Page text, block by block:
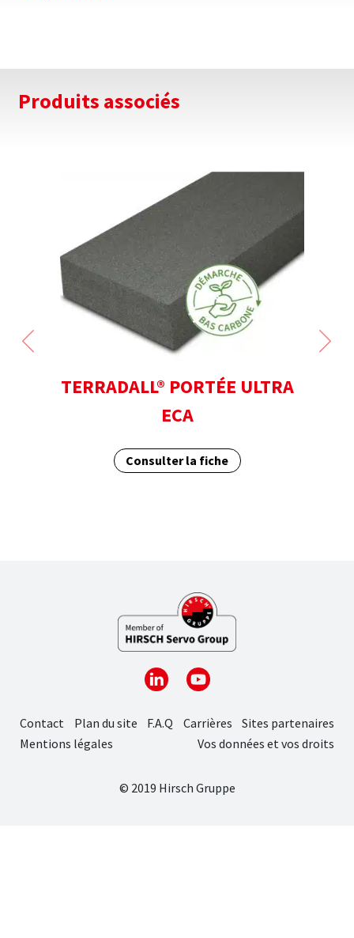
Produits associés
TERRADALL® PORTÉE ULTRA
ECA
Consulter la fiche
Contact Plan du site F.A.Q Carrières
Sites partenaires
Mentions légales
Vos données et vos droits
© 2019 Hirsch Gruppe